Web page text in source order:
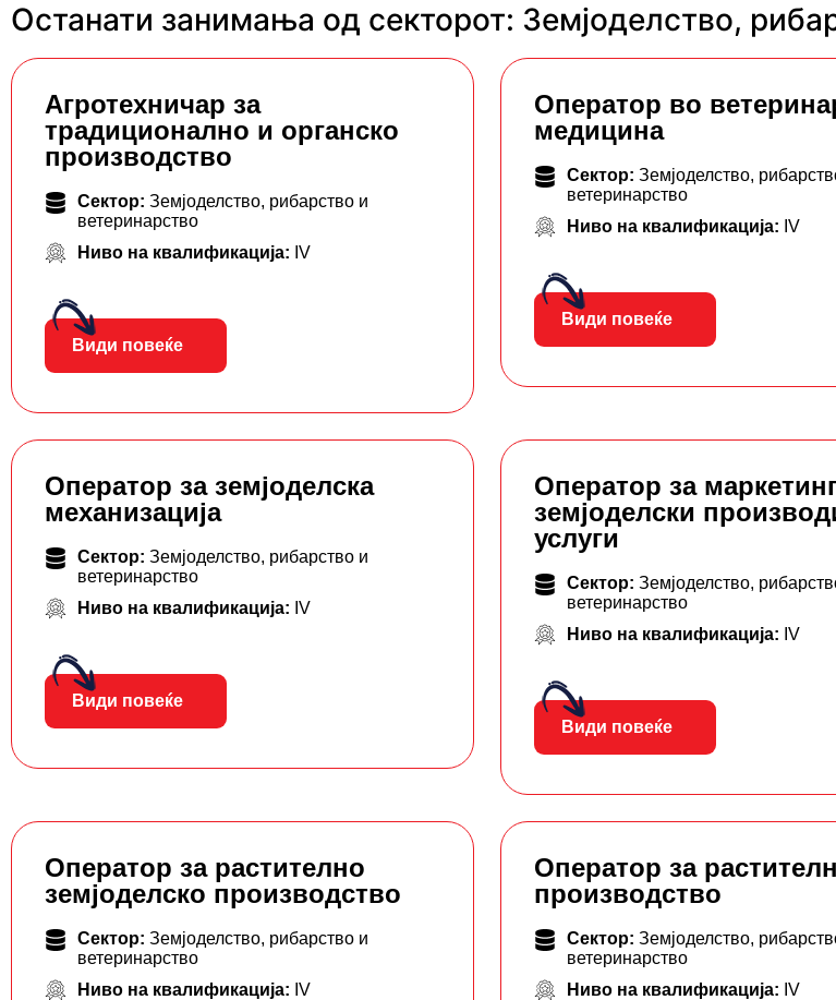
Останати занимања од секторот: Земјоделство,
Агротехничар за
традиционално и органско
производство
Сектор: Земјоделство, рибарство и
ветеринарство
Ниво на квалификација: IV
Види повеќе
Оператор во
медицина
Сектор:Земјоделство,
ветеринарство
Ниво на квалификација: IV
Види повеќе
Оператор за земјоделска
механизација
Сектор: Земјоделство, рибарство и
ветеринарство
Ниво на квалификација: IV
Види повеќе
Оператор за
земјоделски
услуги
Сектор:Земјоделство,
ветеринарство
Ниво на квалификација: IV
Види повеќе
Оператор за растително
земјоделско производство
Сектор: Земјоделство, рибарство и
ветеринарство
Ниво на квалификација: IV
Оператор за
производство
Сектор:Земјоделство,
ветеринарство
Ниво на квалификација: IV